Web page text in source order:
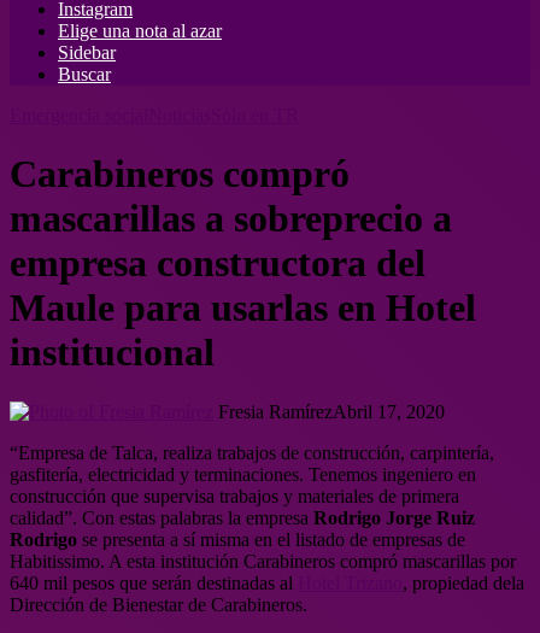
Instagram
Elige una nota al azar
Sidebar
Buscar
Carabineros compró
mascarillas a sobreprecio a
empresa constructora del
Maule para usarlas en Hotel
institucional
Fresia RamírezAbril 17, 2020
“Empresa de Talca, realiza trabajos de construcción, carpintería,
gasfitería, electricidad y terminaciones. Tenemos ingeniero en
construcción que supervisa trabajos y materiales de primera
calidad”. Con estas palabras la empresa Rodrigo Jorge Ruiz
Rodrigo se presenta a sí misma en el listado de empresas de
Habitissimo. A esta institución Carabineros compró mascarillas por
640 mil pesos que serán destinadas al
, propiedad dela
Dirección de Bienestar de Carabineros.